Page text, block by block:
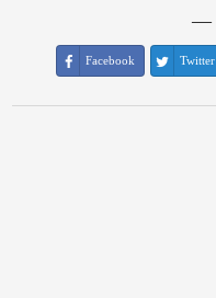
―
Facebook Twitter